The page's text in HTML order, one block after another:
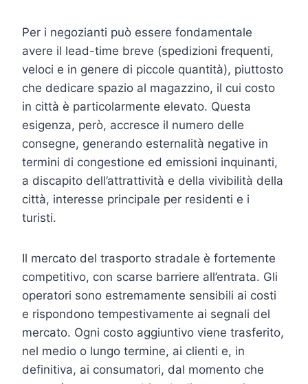
Per i negozianti può essere fondamentale
avere il lead-time breve (spedizioni frequenti,
veloci e in genere di piccole quantità), piuttosto
che dedicare spazio al magazzino, il cui costo
in città è particolarmente elevato. Questa
esigenza, però, accresce il numero delle
consegne, generando esternalità negative in
termini di congestione ed emissioni inquinanti,
a discapito dell’attrattività e della vivibilità della
città, interesse principale per residenti e i
turisti.
Il mercato del trasporto stradale è fortemente
competitivo, con scarse barriere all’entrata. Gli
operatori sono estremamente sensibili ai costi
e rispondono tempestivamente ai segnali del
mercato. Ogni costo aggiuntivo viene trasferito,
nel medio o lungo termine, ai clienti e, in
definitiva, ai consumatori, dal momento che